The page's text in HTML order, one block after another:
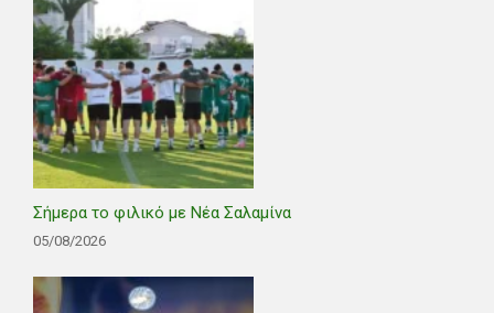
Σήμερα το φιλικό με Νέα Σαλαμίνα
05/08/2026